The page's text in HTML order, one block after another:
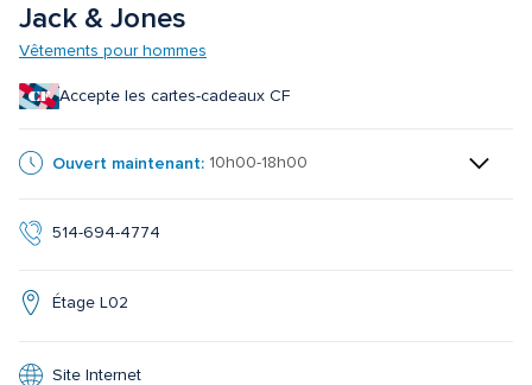
Jack & Jones
Vêtements pour hommes
Accepte les cartes-cadeaux CF
Ouvert maintenant: 10h00-18h00
514-694-4774
Étage L02
Site Internet